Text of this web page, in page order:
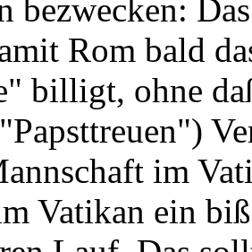
bezwecken:
Rom bald
billigt, ohne
im
Vatikan ein